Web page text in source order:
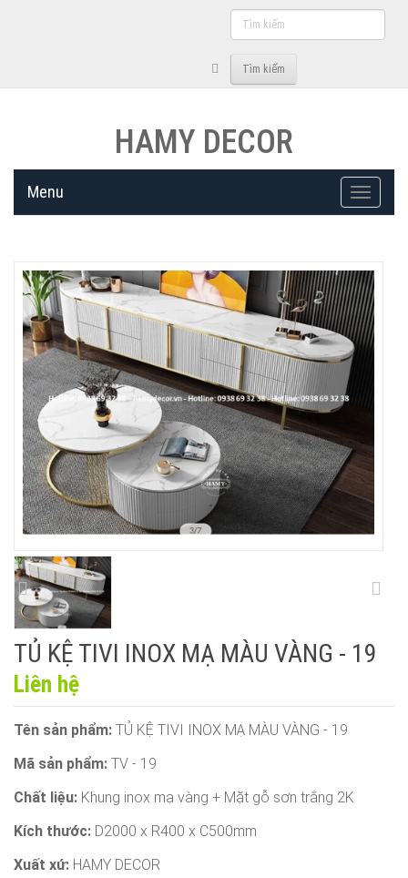
Tìm
kiếm
Tìm kiếm
HAMY DECOR
Toggle
Menu
TỦ KỆ TIVI INOX MẠ MÀU VÀNG - 19
Liên hệ
Tên sản phẩm: TỦ KỆ TIVI INOX MẠ MÀU VÀNG - 19
Mã sản phẩm: TV - 19
Chất liệu: Khung inox mạ vàng + Mặt gỗ sơn trắng 2K
Kích thước: D2000 x R400 x C500mm
Xuất xứ: HAMY DECOR